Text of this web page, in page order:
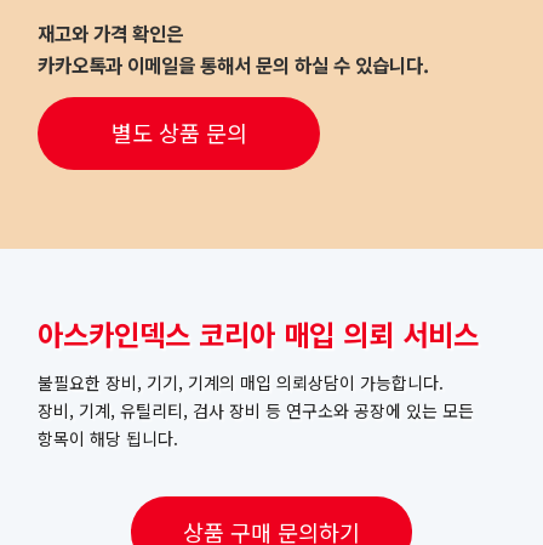
재고와 가격 확인은
카카오톡과 이메일을 통해서 문의 하실 수 있습니다.
별도 상품 문의
아스카인덱스 코리아 매입 의뢰 서비스
불필요한 장비, 기기, 기계의 매입 의뢰상담이 가능합니다.
장비, 기계, 유틸리티, 검사 장비 등 연구소와 공장에 있는 모든
항목이 해당 됩니다.
상품 구매 문의하기